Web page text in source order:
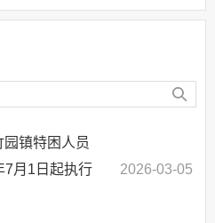
园镇特困人员
7月1日起执行
2026-03-05